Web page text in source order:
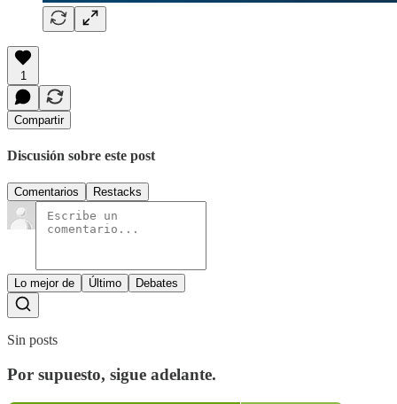
1
Compartir
Discusión sobre este post
Comentarios Restacks
Lo mejor de Último Debates
Sin posts
Por supuesto, sigue adelante.